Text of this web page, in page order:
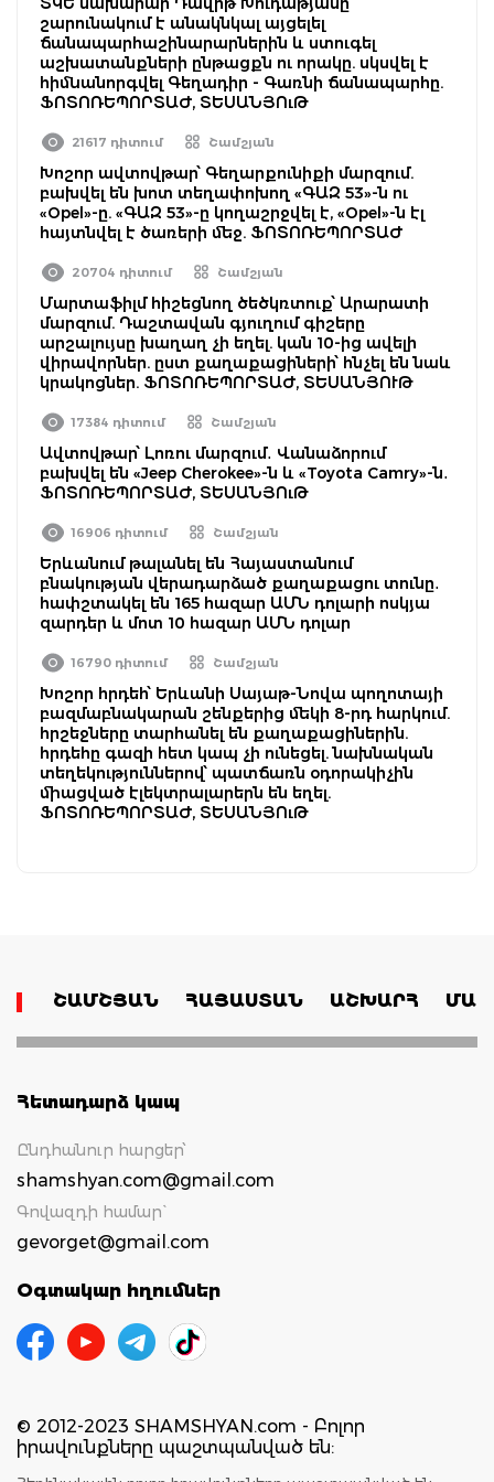
շարունակում է անակնկալ այցելել
ճանապարհաշինարարներին և ստուգել
աշխատանքների ընթացքն ու որակը. սկսվել է
հիմնանորգվել Գեղադիր - Գառնի ճանապարհը.
ՖՈՏՈՌԵՊՈՐՏԱԺ, ՏԵՍԱՆՅՈւԹ
21617 դիտում Շամշյան
Խոշոր ավտովթար՝ Գեղարքունիքի մարզում.
բախվել են խոտ տեղափոխող «ԳԱԶ 53»-ն ու
«Opel»-ը. «ԳԱԶ 53»-ը կողաշրջվել է, «Opel»-ն էլ
հայտնվել է ծառերի մեջ. ՖՈՏՈՌԵՊՈՐՏԱԺ
20704 դիտում Շամշյան
Մարտաֆիլմ հիշեցնող ծեծկռտուք՝ Արարատի
մարզում. Դաշտավան գյուղում գիշերը
արշալույսը խաղաղ չի եղել. կան 10-ից ավելի
վիրավորներ. ըստ քաղաքացիների՝ հնչել են նաև
կրակոցներ. ՖՈՏՈՌԵՊՈՐՏԱԺ, ՏԵՍԱՆՅՈՒԹ
17384 դիտում Շամշյան
Ավտովթար՝ Լոռու մարզում․ Վանաձորում
բախվել են «Jeep Cherokee»-ն և «Toyota Camry»-ն․
ՖՈՏՈՌԵՊՈՐՏԱԺ, ՏԵՍԱՆՅՈւԹ
16906 դիտում Շամշյան
Երևանում թալանել են Հայաստանում
բնակության վերադարձած քաղաքացու տունը․
հափշտակել են 165 հազար ԱՄՆ դոլարի ոսկյա
զարդեր և մոտ 10 հազար ԱՄՆ դոլար
16790 դիտում Շամշյան
Խոշոր հրդեհ՝ Երևանի Սայաթ-Նովա պողոտայի
բազմաբնակարան շենքերից մեկի 8-րդ հարկում.
հրշեջները տարհանել են քաղաքացիներին.
հրդեհը գազի հետ կապ չի ունեցել. նախնական
տեղեկություններով՝ պատճառն օդորակիչին
միացված էլեկտրալարերն են եղել.
ՖՈՏՈՌԵՊՈՐՏԱԺ, ՏԵՍԱՆՅՈւԹ
ՇԱՄՇՅԱՆ ՀԱՅԱՍՏԱՆ ԱՇԽԱՐՀ
Հետադարձ կապ
Ընդհանուր հարցեր՝
shamshyan.com@gmail.com
Գովազդի համար`
gevorget@gmail.com
Օգտակար հղումներ
© 2012-2023 SHAMSHYAN.com - Բոլոր
իրավունքները պաշտպանված են: